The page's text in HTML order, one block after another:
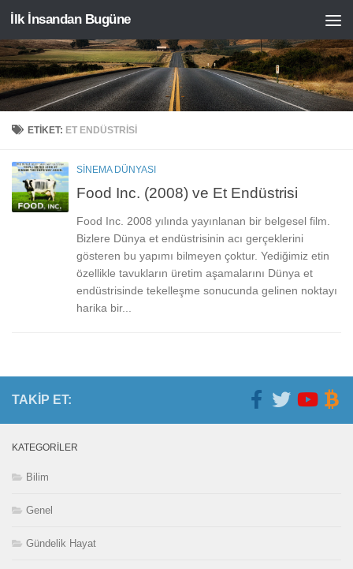
Skip to content
İlk İnsandan Bugüne
ETIKET: ET ENDÜSTRISI
SINEMA DÜNYASI
Food Inc. (2008) ve Et Endüstrisi
Food Inc. 2008 yılında yayınlanan bir belgesel film.
Bizlere Dünya et endüstrisinin acı gerçeklerini
gösteren bu yapımı bilmeyen çoktur. Yediğimiz etin
özellikle tavukların üretim aşamalarını Dünya et
endüstrisinde tekelleşme sonucunda gelinen noktayı
harika bir...
TAKIP ET:
KATEGORILER
Bilim
Genel
Gündelik Hayat